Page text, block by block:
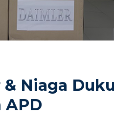
Niaga